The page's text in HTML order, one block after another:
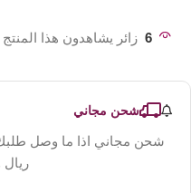
6 زائر يشاهدون هذا المنتج
شحن مجاني
ريال